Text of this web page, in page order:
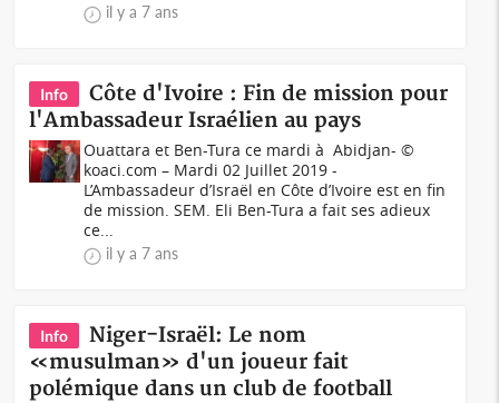
il y a 7 ans
Info
Côte d'Ivoire : Fin de mission pour
l'Ambassadeur Israélien au pays
Ouattara et Ben-Tura ce mardi à Abidjan- ©
koaci.com – Mardi 02 Juillet 2019 -
L’Ambassadeur d’Israël en Côte d’Ivoire est en fin
de mission. SEM. Eli Ben-Tura a fait ses adieux
ce...
il y a 7 ans
Info
Niger-Israël: Le nom
«musulman» d'un joueur fait
polémique dans un club de football